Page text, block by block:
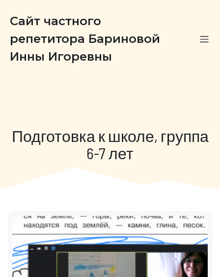
Сайт частного
репетитора Бариновой
Инны Игоревны
Подготовка к школе, группа
6-7 лет